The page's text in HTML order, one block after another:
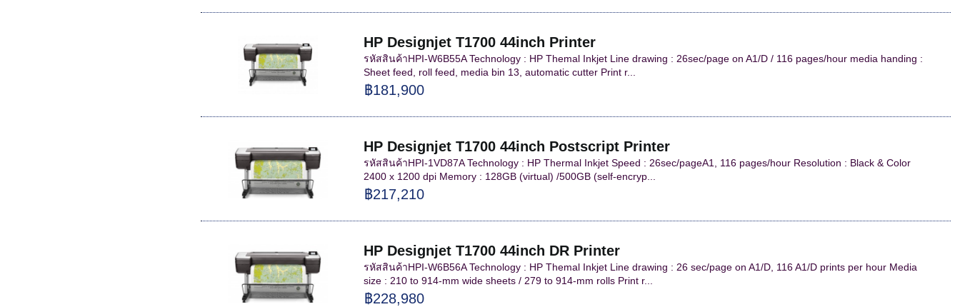
HP Designjet T1700 44inch Printer
รหัสสินค้าHPI-W6B55A Technology : HP Themal Inkjet Line drawing : 26sec/page on A1/D / 116 pages/hour media handing :
Sheet feed, roll feed, media bin 13, automatic cutter Print r...
฿181,900
HP Designjet T1700 44inch Postscript Printer
รหัสสินค้าHPI-1VD87A Technology : HP Thermal Inkjet Speed : 26sec/pageA1, 116 pages/hour Resolution : Black & Color
2400 x 1200 dpi Memory : 128GB (virtual) /500GB (self-encryp...
฿217,210
HP Designjet T1700 44inch DR Printer
รหัสสินค้าHPI-W6B56A Technology : HP Themal Inkjet Line drawing : 26 sec/page on A1/D, 116 A1/D prints per hour Media
size : 210 to 914-mm wide sheets / 279 to 914-mm rolls Print r...
฿228,980